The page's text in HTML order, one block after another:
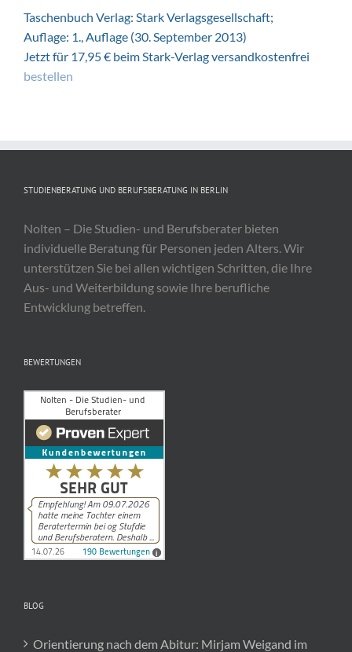
Taschenbuch Verlag: Stark Verlagsgesellschaft;
Auflage: 1., Auflage (30. September 2013)
Jetzt für 17,95 € beim Stark-Verlag versandkostenfrei
bestellen
STUDIENBERATUNG UND BERUFSBERATUNG IN BERLIN
Nolten – Die Studien- und Berufsberater bieten
individuelle Beratung für Personen jeden Alters. Wir
unterstützen Sie bei allen wichtigen Schritten, die Ihre
Aus- und Weiterbildung sowie Ihre berufliche
Entwicklung betreffen.
BEWERTUNGEN
BLOG
Orientierung nach dem Abitur: Mirjam Weigand im